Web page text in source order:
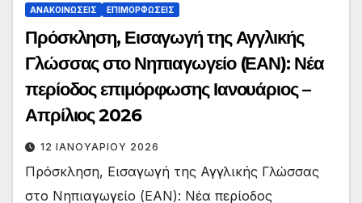
ΑΝΑΚΟΙΝΏΣΕΙΣ ΕΠΙΜΟΡΦΏΣΕΙΣ
Πρόσκληση, Εισαγωγή της Αγγλικής
Γλώσσας στο Νηπιαγωγείο (ΕΑΝ): Νέα
περίοδος επιμόρφωσης Ιανουάριος –
Απρίλιος 2026
12 ΙΑΝΟΥΑΡΊΟΥ 2026
Πρόσκληση, Εισαγωγή της Αγγλικής Γλώσσας
στο Νηπιαγωγείο (ΕΑΝ): Νέα περίοδος